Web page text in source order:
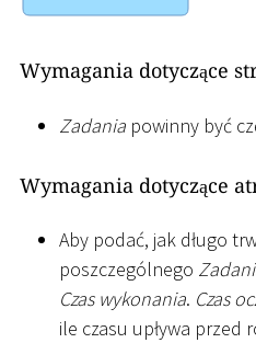
Wymagania dotyczące
Zadania powinny być
Wymagania dotyczące
Aby podać, jak długo
poszczególnego
Czas wykonania. Czas
ile czasu upływa przed